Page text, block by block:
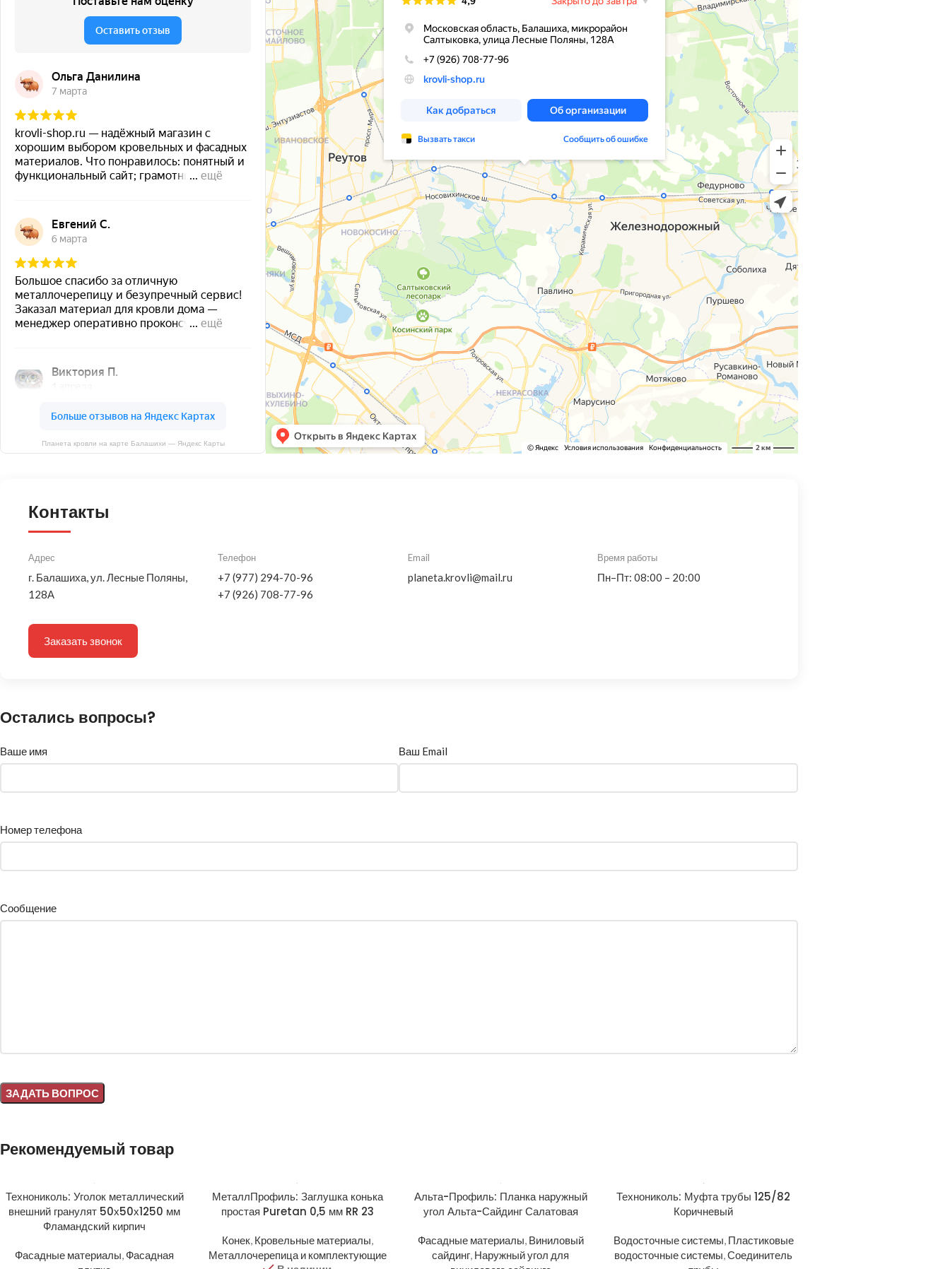
Планета кровли на карте Балашихи — Яндекс Карты
Контакты
Адрес
г. Балашиха, ул. Лесные Поляны,
128А
Телефон
+7 (977) 294-70-96
+7 (926) 708-77-96
Email
planeta.krovli@mail.ru
Время работы
Пн–Пт: 08:00 – 20:00
Заказать звонок
Остались вопросы?
Ваше имя Ваш Email
Номер телефона
Сообщение
Рекомендуемый товар
Технониколь: Уголок металлический
внешний гранулят 50х50х1250 мм
Фламандский кирпич
Фасадные материалы, Фасадная
МеталлПрофиль: Заглушка конька
простая Puretan 0,5 мм RR 23
Конек, Кровельные материалы,
Металлочерепица и комплектующие
Альта-Профиль: Планка наружный
угол Альта-Сайдинг Салатовая
Фасадные материалы, Виниловый
сайдинг, Наружный угол для
Технониколь: Муфта трубы 125/82
Коричневый
Водосточные системы, Пластиковые
водосточные системы,Соединитель